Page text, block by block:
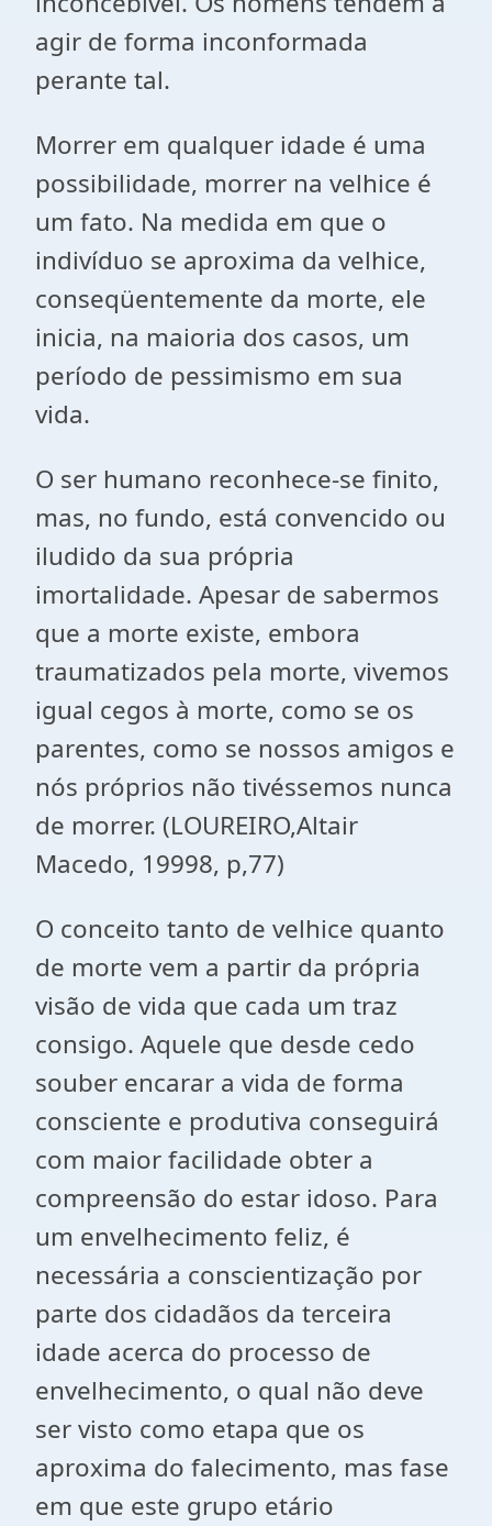
agir de forma inconformada
perante tal.
Morrer em qualquer idade é uma
possibilidade, morrer na velhice é
um fato. Na medida em que o
indivíduo se aproxima da velhice,
conseqüentemente da morte, ele
inicia, na maioria dos casos, um
período de pessimismo em sua
vida.
O ser humano reconhece-se finito,
mas, no fundo, está convencido ou
iludido da sua própria
imortalidade. Apesar de sabermos
que a morte existe, embora
traumatizados pela morte, vivemos
igual cegos à morte, como se os
parentes, como se nossos amigos e
nós próprios não tivéssemos nunca
de morrer. (LOUREIRO,Altair
Macedo, 19998, p,77)
O conceito tanto de velhice quanto
de morte vem a partir da própria
visão de vida que cada um traz
consigo. Aquele que desde cedo
souber encarar a vida de forma
consciente e produtiva conseguirá
com maior facilidade obter a
compreensão do estar idoso. Para
um envelhecimento feliz, é
necessária a conscientização por
parte dos cidadãos da terceira
idade acerca do processo de
envelhecimento, o qual não deve
ser visto como etapa que os
aproxima do falecimento, mas fase
em que este grupo etário